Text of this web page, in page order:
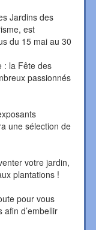
Jardins des
est
du 15 mai au 30
: la Fête des
passionnés
une sélection de
votre jardin,
plantations !
pour vous
d’embellir